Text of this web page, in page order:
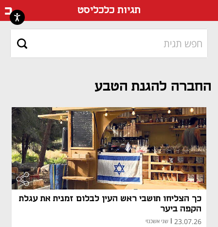
תגיות כלכליסט
החברה להגנת הטבע
כך הצליחו תושבי ראש העין לבלום זמנית את עגלת
הקפה ביער
23.07.26 שני אשכנזי